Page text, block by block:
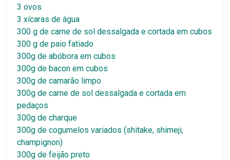
3 ovos
3 xícaras de água
300 g de carne de sol dessalgada e cortada em cubos
300 g de paio fatiado
300g de abóbora em cubos
300g de bacon em cubos
300g de camarão limpo
300g de carne de sol dessalgada e cortada em
pedaços
300g de charque
300g de cogumelos variados (shitake, shimeji,
champignon)
300g de feijão preto